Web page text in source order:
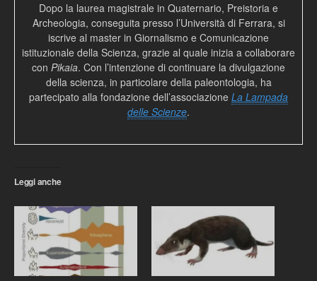
Dopo la laurea magistrale in Quaternario, Preistoria e
Archeologia, conseguita presso l’Università di Ferrara, si
iscrive al master in Giornalismo e Comunicazione
istituzionale della Scienza, grazie al quale inizia a collaborare
con Pikaia. Con l’intenzione di continuare la divulgazione
della scienza, in particolare della paleontologia, ha
partecipato alla fondazione dell’associazione La Lampada
delle Scienze.
Leggi anche